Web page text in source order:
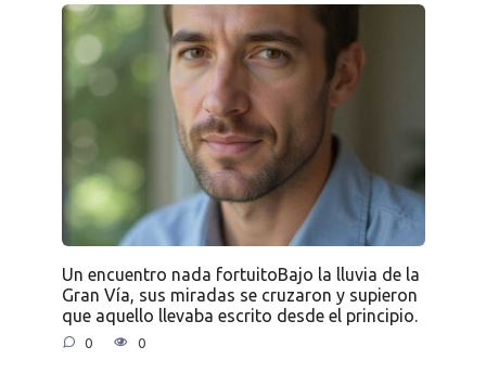
Un encuentro nada fortuitoBajo la lluvia de la
Gran Vía, sus miradas se cruzaron y supieron
que aquello llevaba escrito desde el principio.
0 0